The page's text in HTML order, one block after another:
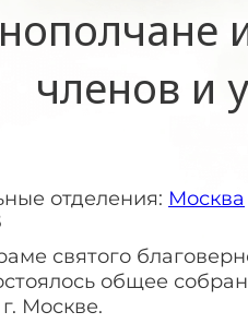
членов и
отделения: Москва
святого
общее
Москве.